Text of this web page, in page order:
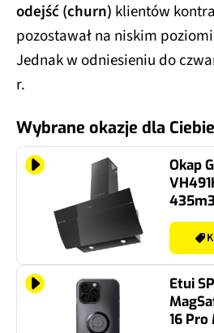
odejść (churn) klientów
pozostawał na niskim
Jednak w odniesieniu do
r.
Wybrane okazje dla Ciebie
Okap
Etui
16 Pro